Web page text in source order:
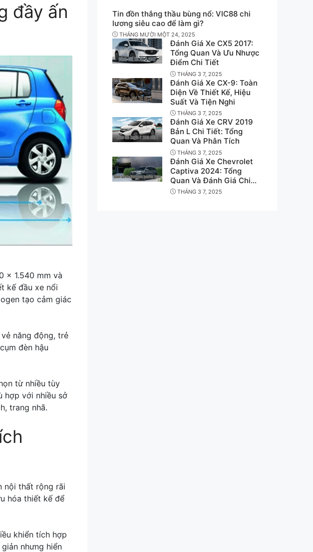
đầy ấn
x 1.540 mm và
kế đầu xe nổi
tạo cảm giác
năng động, trẻ
đèn hậu
từ nhiều tùy
hợp với nhiều sở
trang nhã.
nội thất rộng rãi
hóa thiết kế để
khiển tích hợp
nhưng hiển
Tin đồn thắng thầu bùng nổ: VIC88 chi
lương siêu cao để làm gì?
THÁNG MƯỜI MỘT 24, 2025
Đánh Giá Xe CX5 2017:
Tổng Quan Và Ưu Nhược
Điểm Chi Tiết
THÁNG 3 7, 2025
Đánh Giá Xe CX-9: Toàn
Diện Về Thiết Kế, Hiệu
Suất Và Tiện Nghi
THÁNG 3 7, 2025
Đánh Giá Xe CRV 2019
Bản L Chi Tiết: Tổng
Quan Và Phân Tích
THÁNG 3 7, 2025
Đánh Giá Xe Chevrolet
Captiva 2024: Tổng
Quan Và Đánh Giá Chi
TiếtTHÁNG 3 7, 2025